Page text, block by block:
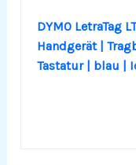
DYMO LetraTag
Handgerät |
Tastatur | blau |